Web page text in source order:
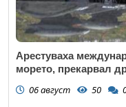
Арестуваха
морето, прекарвал
06 август 50